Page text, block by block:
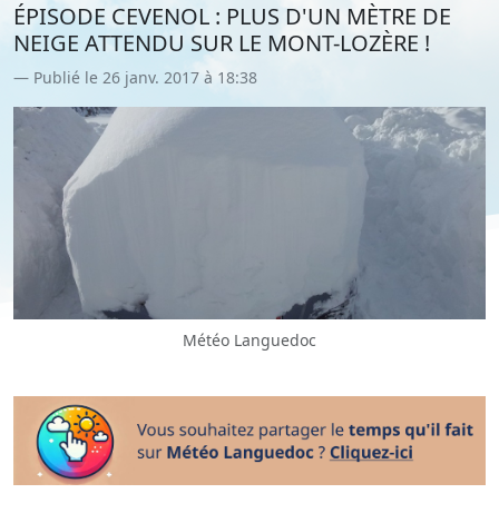
ÉPISODE CEVENOL : PLUS D'UN MÈTRE DE
NEIGE ATTENDU SUR LE MONT-LOZÈRE !
Publié le 26 janv. 2017 à 18:38
Météo Languedoc